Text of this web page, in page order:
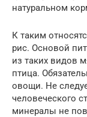
натуральном
К таким
рис. Основой
из таких видов
птица.
овощи. Не
человеческого
минералы не